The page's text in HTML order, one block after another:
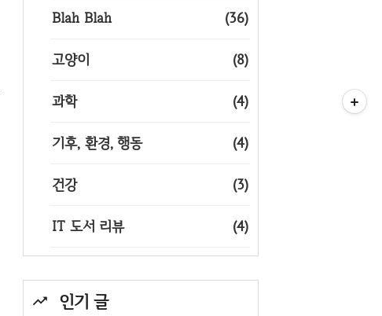
Blah Blah (36)
고양이 (8)
과학 (4)
기후, 환경, 행동 (4)
건강 (3)
IT 도서 리뷰 (4)
인기 글